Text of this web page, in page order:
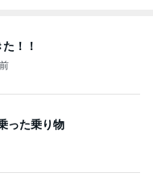
！！
った乗り物